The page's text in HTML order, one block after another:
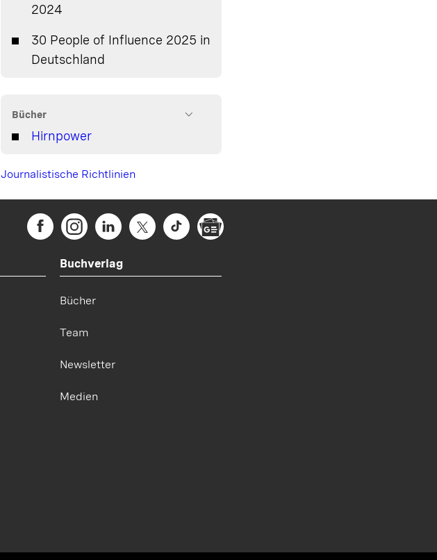
2024
30 People of Influence 2025 in
Deutschland
Bücher
Hirnpower
Journalistische Richtlinien
Buchverlag
Bücher
Team
Newsletter
Medien